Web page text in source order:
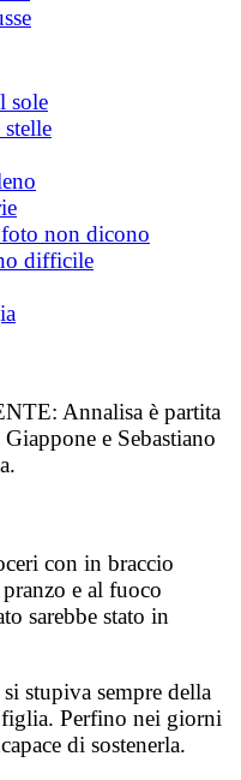
sole
non dicono
difficile
Annalisa è partita
e Sebastiano
con in braccio
e al fuoco
sarebbe stato in
stupiva sempre della
figlia. Perfino nei giorni
di sostenerla.